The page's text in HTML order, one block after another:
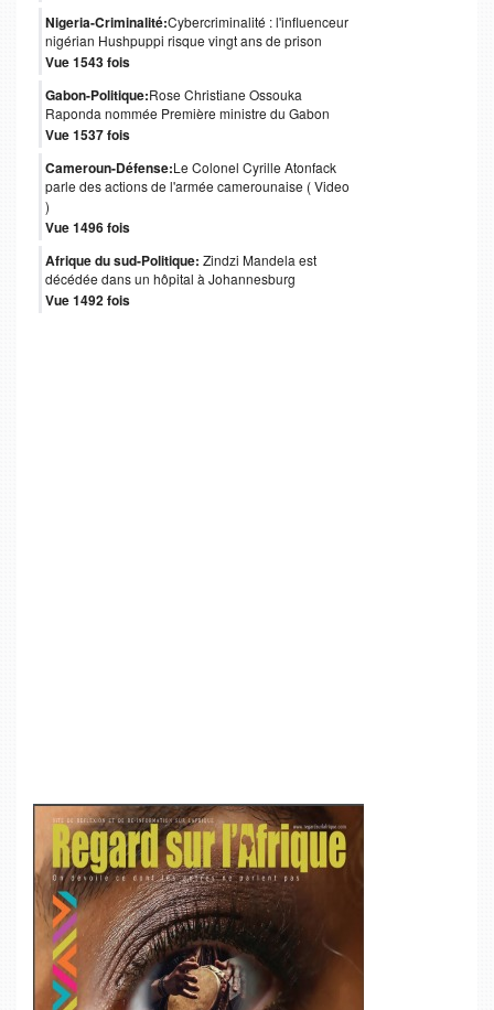
Nigeria-Criminalité:Cybercriminalité : l'influenceur
nigérian Hushpuppi risque vingt ans de prison
Vue 1543 fois
Gabon-Politique:Rose Christiane Ossouka
Raponda nommée Première ministre du Gabon
Vue 1537 fois
Cameroun-Défense:Le Colonel Cyrille Atonfack
parle des actions de l'armée camerounaise ( Video
)
Vue 1496 fois
Afrique du sud-Politique: Zindzi Mandela est
décédée dans un hôpital à Johannesburg
Vue 1492 fois